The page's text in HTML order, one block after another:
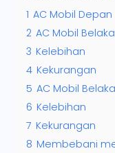
1 AC Mobil Depan
2 AC Mobil
3 Kelebihan
4 Kekurangan
5 AC Mobil
6 Kelebihan
7 Kekurangan
8 Membebani